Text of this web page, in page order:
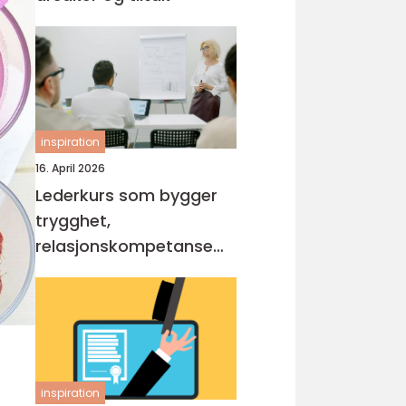
inspiration
16. April 2026
Lederkurs som bygger
trygghet,
relasjonskompetanse
og praktiske ferdigheter
inspiration